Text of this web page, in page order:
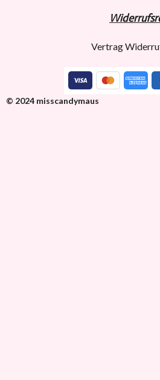
Widerrufs
Vertrag
© 2024 misscandymaus